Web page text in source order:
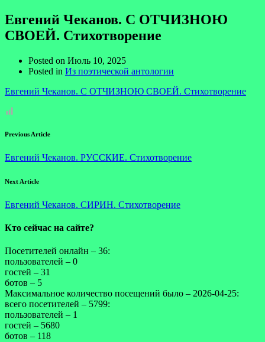
Евгений Чеканов. С ОТЧИЗНОЮ
СВОЕЙ. Стихотворение
Posted on Июль 10, 2025
Posted in Из поэтической антологии
Евгений Чеканов. С ОТЧИЗНОЮ СВОЕЙ. Стихотворение
Previous Article
Евгений Чеканов. РУССКИЕ. Стихотворение
Next Article
Евгений Чеканов. СИРИН. Стихотворение
Кто сейчас на сайте?
Посетителей онлайн – 36:
пользователей – 0
гостей – 31
ботов – 5
Максимальное количество посещений было – 2026-04-25:
всего посетителей – 5799:
пользователей – 1
гостей – 5680
ботов – 118